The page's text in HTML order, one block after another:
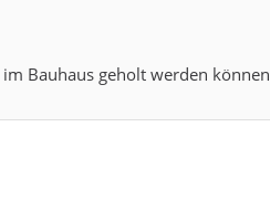
Bauhaus geholt werden können